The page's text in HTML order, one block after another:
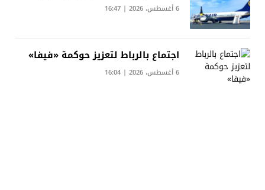
6 أغسطس، 2026 | 16:47
اجتماع بالرباط لتعزيز حوكمة «فيفا»
6 أغسطس، 2026 | 16:04